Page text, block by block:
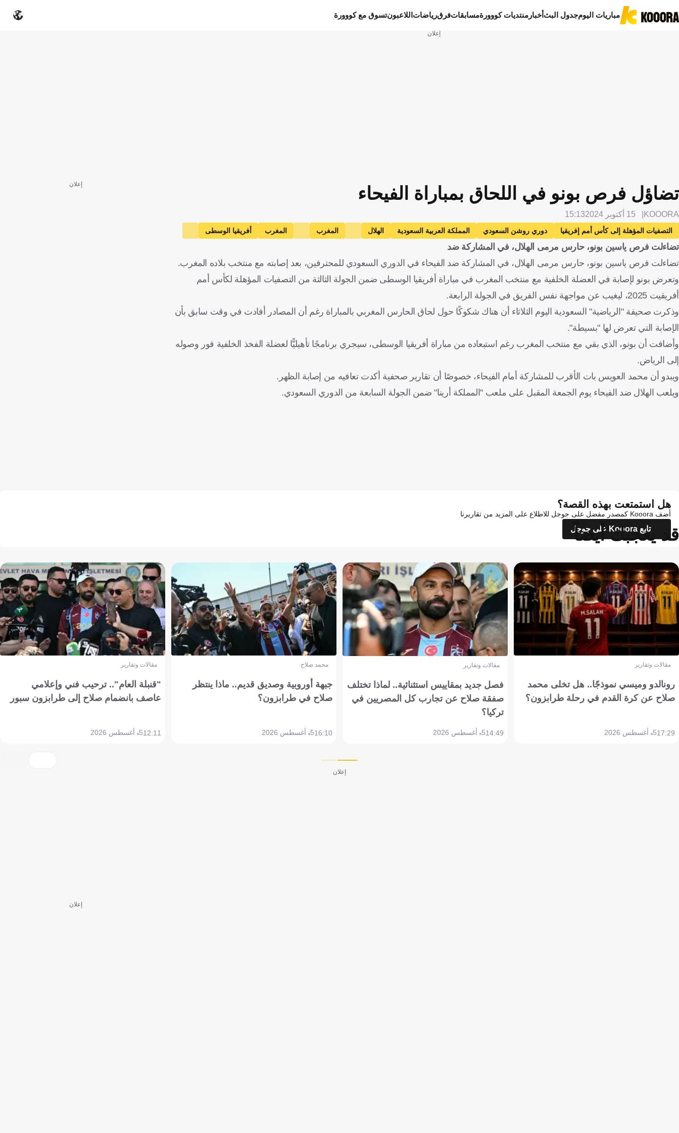
مباريات اليومجدول البثأخبار منتديات كووورةمسابقاتفرقرياضات اللاعبونتسوق مع كووورة
إعلان
تضاؤل فرص بونو في اللحاق بمباراة الفيحاء
KOOORA 15 أكتوبر 2024 15:13
التصفيات المؤهلة إلى كأس أمم إفريقيا دوري روشن السعودي المملكة العربية السعودية الهلال المغرب المغرب
أفريقيا الوسطى
جمهورية أفريقيا الوسطى
الفيحاء ياسين بونو محمد العويس
تضاءلت فرص ياسين بونو، حارس مرمى الهلال، في المشاركة ضد
تضاءلت فرص ياسين بونو، حارس مرمى الهلال، في المشاركة ضد الفيحاء في الدوري السعودي للمحترفين، بعد إصابته مع منتخب بلاده المغرب.
وتعرض بونو لإصابة في العضلة الخلفية مع منتخب المغرب في مباراة أفريقيا الوسطى ضمن الجولة الثالثة من التصفيات المؤهلة لكأس أمم
أفريقيت 2025، ليغيب عن مواجهة نفس الفريق في الجولة الرابعة.
وذكرت صحيفة "الرياضية" السعودية اليوم الثلاثاء أن هناك شكوكًا حول لحاق الحارس المغربي بالمباراة رغم أن المصادر أفادت في وقت سابق بأن
الإصابة التي تعرض لها "بسيطة".
وأضافت أن بونو، الذي بقي مع منتخب المغرب رغم استبعاده من مباراة أفريقيا الوسطى، سيجري برنامجًا تأهيليًّا لعضلة الفخذ الخلفية فور وصوله
إلى الرياض.
ويبدو أن محمد العويس بات الأقرب للمشاركة أمام الفيحاء، خصوصًا أن تقارير صحفية أكدت تعافيه من إصابة الظهر.
ويلعب الهلال ضد الفيحاء يوم الجمعة المقبل على ملعب "المملكة أرينا" ضمن الجولة السابعة من الدوري السعودي.
إعلان
هل استمتعت بهذه القصة؟
أضف Kooora كمصدر مفضل على جوجل للاطلاع على المزيد من تقاريرنا
تابع Kooora على جوجل
قد يعجبك أيضاً
مقالات وتقارير
رونالدو وميسي نموذجًا.. هل تخلى محمد
صلاح عن كرة القدم في رحلة طرابزون؟
17:295 أغسطس 2026
مقالات وتقارير
فصل جديد بمقاييس استثنائية.. لماذا تختلف
صفقة صلاح عن تجارب كل المصريين في
تركيا؟
14:495 أغسطس 2026
محمد صلاح
جبهة أوروبية وصديق قديم.. ماذا ينتظر
صلاح في طرابزون؟
16:105 أغسطس 2026
مقالات وتقارير
"قنبلة العام".. ترحيب فني وإعلامي
عاصف بانضمام صلاح إلى طرابزون سبور
12:115 أغسطس 2026
إعلان
إعلان